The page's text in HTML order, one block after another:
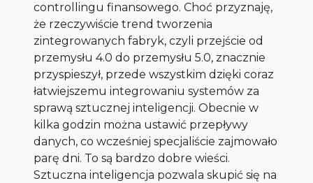
controllingu finansowego. Choć przyznaję,
że rzeczywiście trend tworzenia
zintegrowanych fabryk, czyli przejście od
przemysłu 4.0 do przemysłu 5.0, znacznie
przyspieszył, przede wszystkim dzięki coraz
łatwiejszemu integrowaniu systemów za
sprawą sztucznej inteligencji. Obecnie w
kilka godzin można ustawić przepływy
danych, co wcześniej specjaliście zajmowało
parę dni. To są bardzo dobre wieści.
Sztuczna inteligencja pozwala skupić się na